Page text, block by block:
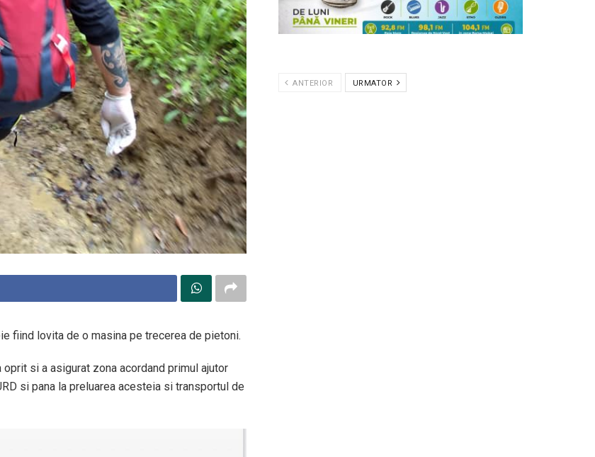
fiind lovita de o masina pe trecerea de pietoni.
si a asigurat zona acordand primul ajutor
si pana la preluarea acesteia si transportul de
ANTERIOR URMATOR